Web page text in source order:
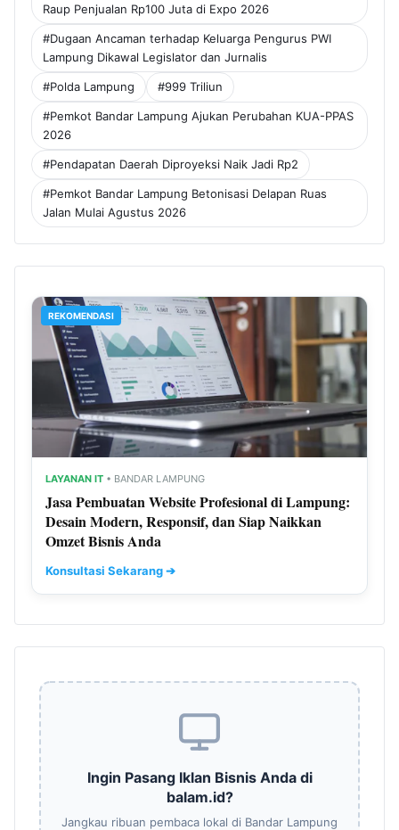
Raup Penjualan Rp100 Juta di Expo 2026
#Dugaan Ancaman terhadap Keluarga Pengurus PWI
Lampung Dikawal Legislator dan Jurnalis
#Polda Lampung #999 Triliun
#Pemkot Bandar Lampung Ajukan Perubahan KUA-PPAS
2026
#Pendapatan Daerah Diproyeksi Naik Jadi Rp2
#Pemkot Bandar Lampung Betonisasi Delapan Ruas
Jalan Mulai Agustus 2026
REKOMENDASI
LAYANAN IT • BANDAR LAMPUNG
Jasa Pembuatan Website Profesional di Lampung:
Desain Modern, Responsif, dan Siap Naikkan
Omzet Bisnis Anda
Konsultasi Sekarang ➔
Ingin Pasang Iklan Bisnis Anda di
balam.id?
Jangkau ribuan pembaca lokal di Bandar Lampung